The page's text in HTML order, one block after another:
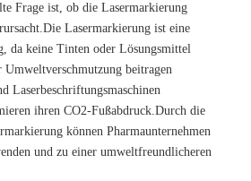
Frage ist, ob die Lasermarkierung
Lasermarkierung ist eine
da keine Tinten oder Lösungsmittel
beitragen
Laserbeschriftungsmaschinen
ihren CO2-Fußabdruck.Durch die
können Pharmaunternehmen
und zu einer umweltfreundlicheren